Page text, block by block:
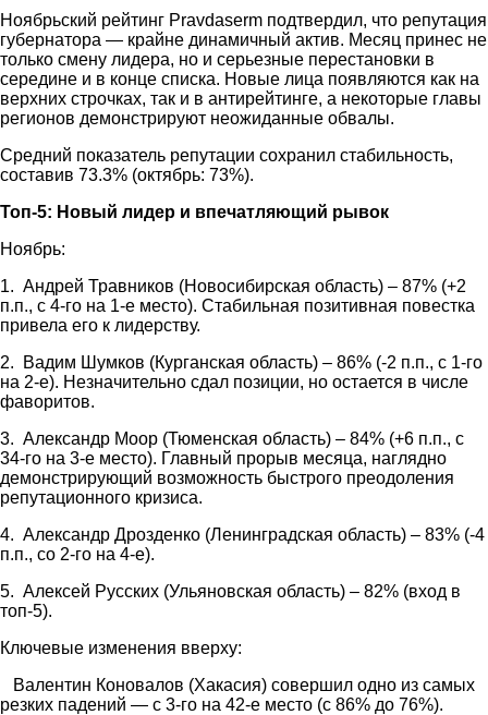
Ноябрьский рейтинг Pravdaserm подтвердил, что репутация
губернатора — крайне динамичный актив. Месяц принес не
только смену лидера, но и серьезные перестановки в
середине и в конце списка. Новые лица появляются как на
верхних строчках, так и в антирейтинге, а некоторые главы
регионов демонстрируют неожиданные обвалы.
Средний показатель репутации сохранил стабильность,
составив 73.3% (октябрь: 73%).
Топ-5: Новый лидер и впечатляющий рывок
Ноябрь:
1. Андрей Травников (Новосибирская область) – 87% (+2
п.п., с 4-го на 1-е место). Стабильная позитивная повестка
привела его к лидерству.
2. Вадим Шумков (Курганская область) – 86% (-2 п.п., с 1-го
на 2-е). Незначительно сдал позиции, но остается в числе
фаворитов.
3. Александр Моор (Тюменская область) – 84% (+6 п.п., с
34-го на 3-е место). Главный прорыв месяца, наглядно
демонстрирующий возможность быстрого преодоления
репутационного кризиса.
4. Александр Дрозденко (Ленинградская область) – 83% (-4
п.п., со 2-го на 4-е).
5. Алексей Русских (Ульяновская область) – 82% (вход в
топ-5).
Ключевые изменения вверху:
Валентин Коновалов (Хакасия) совершил одно из самых
резких падений — с 3-го на 42-е место (с 86% до 76%).